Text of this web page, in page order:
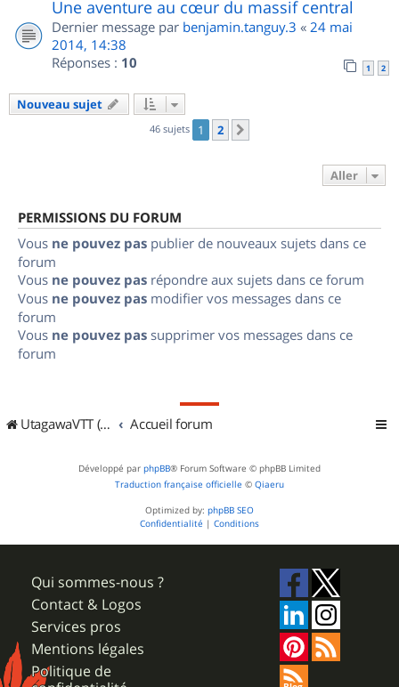
Une aventure au cœur du massif central
Dernier message par benjamin.tanguy.3 « 24 mai
2014, 14:38
Réponses : 10 1 2
Nouveau sujet
46 sujets 1 2
Aller
PERMISSIONS DU FORUM
Vous ne pouvez pas publier de nouveaux sujets dans ce
forum
Vous ne pouvez pas répondre aux sujets dans ce forum
Vous ne pouvez pas modifier vos messages dans ce
forum
Vous ne pouvez pas supprimer vos messages dans ce
forum
UtagawaVTT (Randos VTT et VTTAE avec traces GPS) Accueil forum
Développé par phpBB® Forum Software © phpBB Limited
Traduction française officielle © Qiaeru
Optimized by: phpBB SEO
Confidentialité | Conditions
Qui sommes-nous ?
Contact & Logos
Services pros
Mentions légales
Politique de